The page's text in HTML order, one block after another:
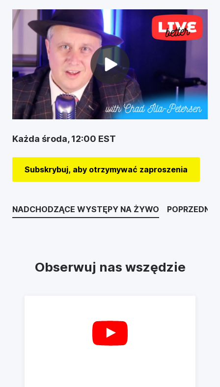
Każda środa, 12:00 EST
Subskrybuj, aby otrzymywać zaproszenia
NADCHODZĄCE WYSTĘPY NA ŻYWO
Obserwuj nas wszędzie